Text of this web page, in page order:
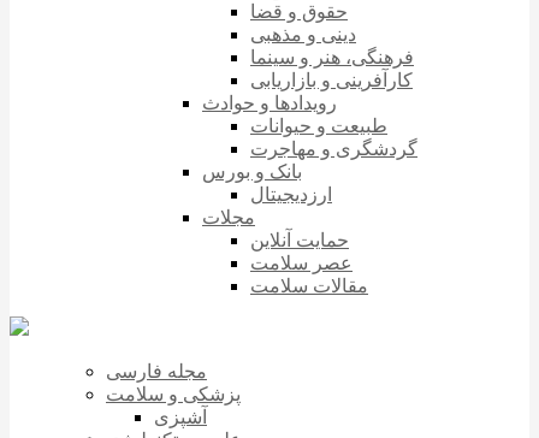
حقوق و قضا
دینی و مذهبی
فرهنگی، هنر و سینما
کارآفرینی و بازاریابی
رویدادها و حوادث
طبیعت و حیوانات
گردشگری و مهاجرت
بانک و بورس
ارزدیجیتال
مجلات
حمایت آنلاین
عصر سلامت
مقالات سلامت
مجله فارسی
پزشکی و سلامت
آشپزی